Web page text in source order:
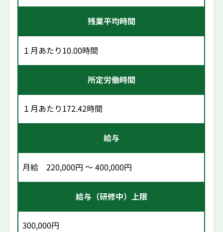
残業平均時間
１月あたり10.00時間
所定労働時間
１月あたり172.42時間
給与
月給 220,000円 ～ 400,000円
給与（研修中）上限
300,000円